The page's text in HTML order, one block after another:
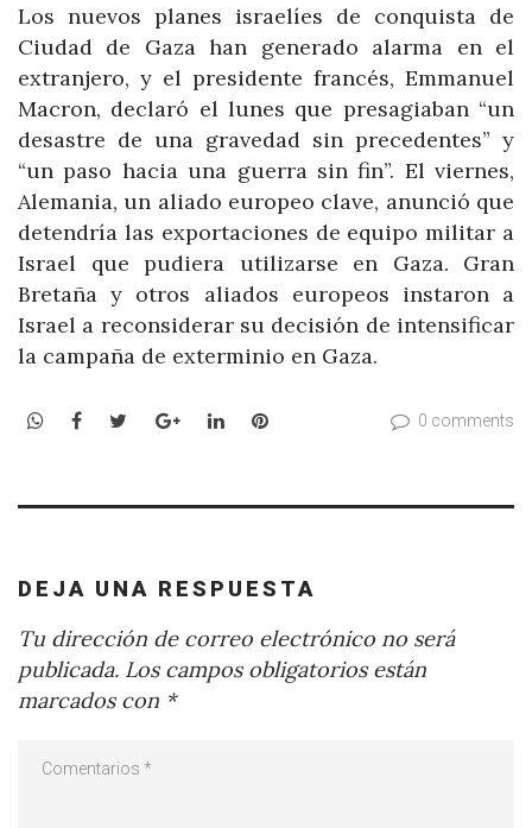
Los nuevos planes israelíes de conquista de
Ciudad de Gaza han generado alarma en el
extranjero, y el presidente francés, Emmanuel
Macron, declaró el lunes que presagiaban “un
desastre de una gravedad sin precedentes” y
“un paso hacia una guerra sin fin”. El viernes,
Alemania, un aliado europeo clave, anunció que
detendría las exportaciones de equipo militar a
Israel que pudiera utilizarse en Gaza. Gran
Bretaña y otros aliados europeos instaron a
Israel a reconsiderar su decisión de intensificar
la campaña de exterminio en Gaza.
WhatsApp
Facebook
TwitterGoogle+LinkedInPinterest 0 comments
DEJA UNA RESPUESTA
Tu dirección de correo electrónico no será
publicada. Los campos obligatorios están
marcados con *